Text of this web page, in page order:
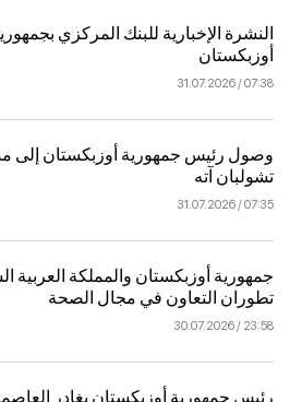
النشرة الإخبارية للبنك المركزي
أوزبكستان
07:38 / 31.07.2026
وصول رئيس جمهورية أوزبكستان إلى
تشولبان آته
07:35 / 31.07.2026
جمهورية أوزبكستان والمملكة العربية
تطوران التعاون في مجال الصحة
23:58 / 30.07.2026
رئيس جمهورية أوزبكستان يغادر